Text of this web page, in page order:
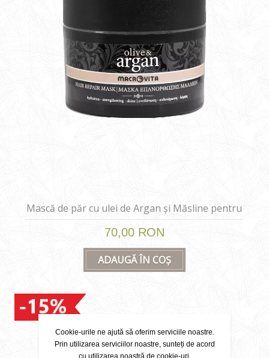
ADAUGĂ ÎN COȘ
Mască de păr cu ulei de Argan și Măsline pentru
regenerare 200 ml
70,00 RON
Cookie-urile ne ajută să oferim serviciile noastre.
Prin utilizarea serviciilor noastre, sunteți de acord
cu utilizarea noastră de cookie-uri.